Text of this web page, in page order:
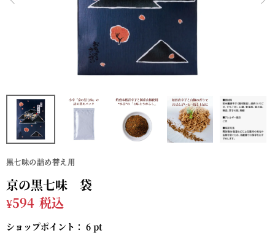
黒七味の詰め替え用
京の黒七味 袋
¥594 税込
ショップポイント： 6 pt